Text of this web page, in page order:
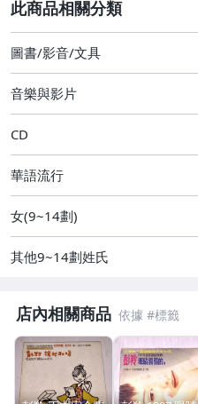
圖書/影音/文具
偶像、球員卡與郵幣
圖書/影音/文具
音樂與影片
CD
華語流行
女(9~14劃)
其他9~14劃姓氏
店內相關商品